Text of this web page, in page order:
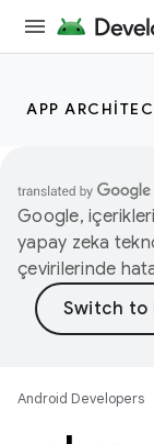
APP
Google,
yapay zeka
çevirilerinde
Android Developers